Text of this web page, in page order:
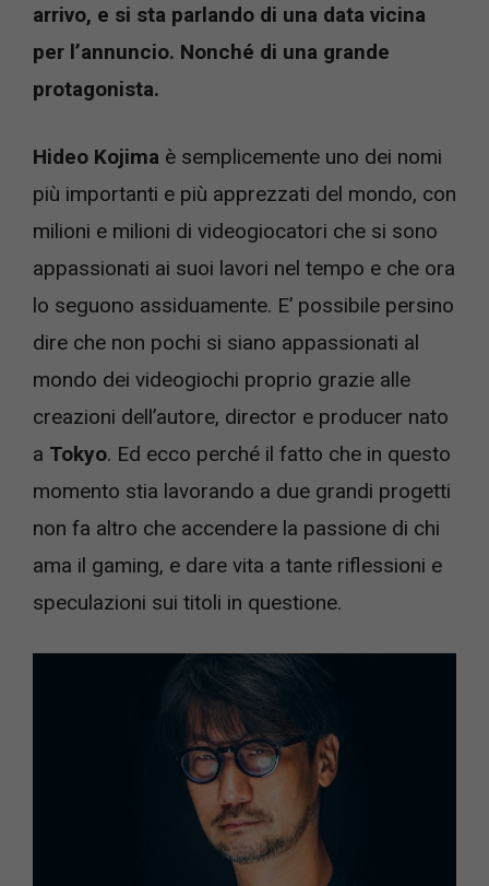
arrivo, e si sta parlando di una data vicina
per l’annuncio. Nonché di una grande
protagonista.
Hideo Kojima è semplicemente uno dei nomi
più importanti e più apprezzati del mondo, con
milioni e milioni di videogiocatori che si sono
appassionati ai suoi lavori nel tempo e che ora
lo seguono assiduamente. E’ possibile persino
dire che non pochi si siano appassionati al
mondo dei videogiochi proprio grazie alle
creazioni dell’autore, director e producer nato
a Tokyo. Ed ecco perché il fatto che in questo
momento stia lavorando a due grandi progetti
non fa altro che accendere la passione di chi
ama il gaming, e dare vita a tante riflessioni e
speculazioni sui titoli in questione.